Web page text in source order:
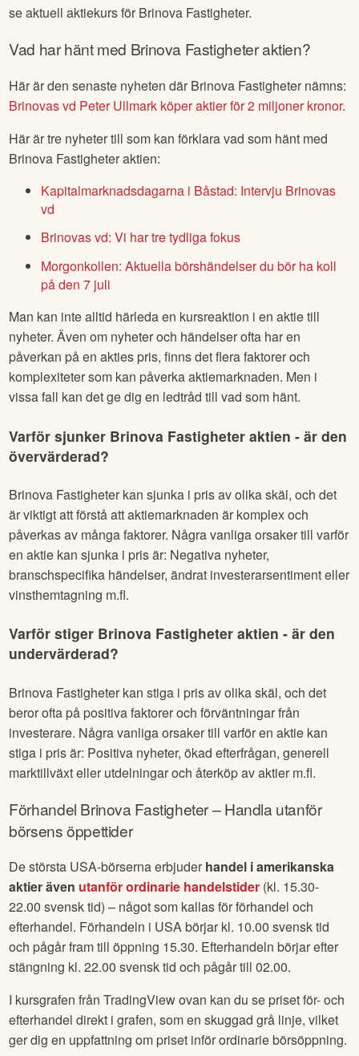
se aktuell aktiekurs för Brinova Fastigheter.
Vad har hänt med Brinova Fastigheteraktien?
Här är den senaste nyheten där Brinova Fastigheter nämns:
Brinovas vd Peter Ullmark köper aktier för 2 miljoner kronor.
Här är tre nyheter till som kan förklara vad som hänt med
Brinova Fastigheteraktien:
Kapitalmarknadsdagarna i Båstad: Intervju Brinovas
vd
Brinovas vd: Vi har tre tydliga fokus
Morgonkollen: Aktuella börshändelser du bör ha koll
på den 7 juli
Man kan inte alltid härleda en kursreaktion i en aktie till
nyheter. Även om nyheter och händelser ofta har en
påverkan på en akties pris, finns det flera faktorer och
komplexiteter som kan påverka aktiemarknaden. Men i
vissa fall kan det ge dig en ledtråd till vad som hänt.
Varför sjunker Brinova Fastigheter aktien - är den
övervärderad?
Brinova Fastigheter kan sjunka i pris av olika skäl, och det
är viktigt att förstå att aktiemarknaden är komplex och
påverkas av många faktorer. Några vanliga orsaker till varför
en aktie kan sjunka i pris är: Negativa nyheter,
branschspecifika händelser, ändrat investerarsentiment eller
vinsthemtagning m.fl.
Varför stiger Brinova Fastigheter aktien - är den
undervärderad?
Brinova Fastigheter kan stiga i pris av olika skäl, och det
beror ofta på positiva faktorer och förväntningar från
investerare. Några vanliga orsaker till varför en aktie kan
stiga i pris är: Positiva nyheter, ökad efterfrågan, generell
marktillväxt eller utdelningar och återköp av aktier m.fl.
Förhandel Brinova Fastigheter– Handla utanför
börsens öppettider
De största USA-börserna erbjuder handel i amerikanska
aktier även utanför ordinarie handelstider (kl. 15.30-
22.00 svensk tid) – något som kallas för förhandel och
efterhandel. Förhandeln i USA börjar kl. 10.00 svensk tid
och pågår fram till öppning 15.30. Efterhandeln börjar efter
stängning kl. 22.00 svensk tid och pågår till 02.00.
I kursgrafen från TradingView ovan kan du se priset för- och
efterhandel direkt i grafen, som en skuggad grå linje, vilket
ger dig en uppfattning om priset inför ordinarie börsöppning.